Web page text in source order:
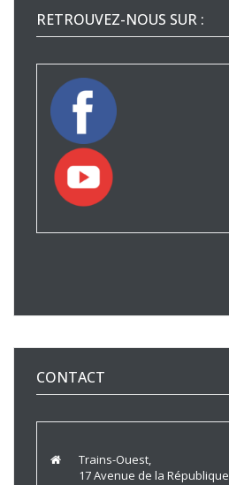
RETROUVEZ-NOUS SUR :
CONTACT
Trains-Ouest,
17 Avenue de la République